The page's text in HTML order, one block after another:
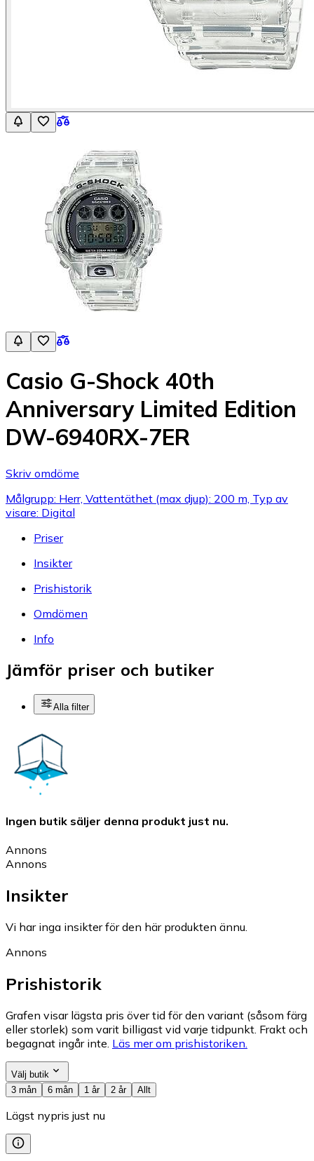
Casio G-Shock 40th
Anniversary Limited Edition
DW-6940RX-7ER
Skriv omdöme
Målgrupp: Herr, Vattentäthet (max djup): 200 m, Typ av
visare: Digital
Priser
Insikter
Prishistorik
Omdömen
Info
Jämför priser och butiker
Alla filter
Ingen butik säljer denna produkt just nu.
Annons
Annons
Insikter
Vi har inga insikter för den här produkten ännu.
Annons
Prishistorik
Grafen visar lägsta pris över tid för den variant (såsom färg
eller storlek) som varit billigast vid varje tidpunkt. Frakt och
begagnat ingår inte. Läs mer om prishistoriken.
Välj butik
3 mån
6 mån 1 år 2 år Allt
Lägst nypris just nu